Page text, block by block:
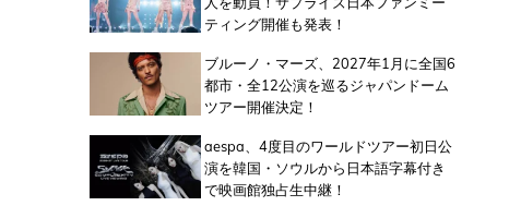
ティング開催も発表！
ブルーノ・マーズ、2027年1月に全国6
都市・全12公演を巡るジャパンドーム
ツアー開催決定！
aespa、4度目のワールドツアー初日公
演を韓国・ソウルから日本語字幕付き
で映画館独占生中継！